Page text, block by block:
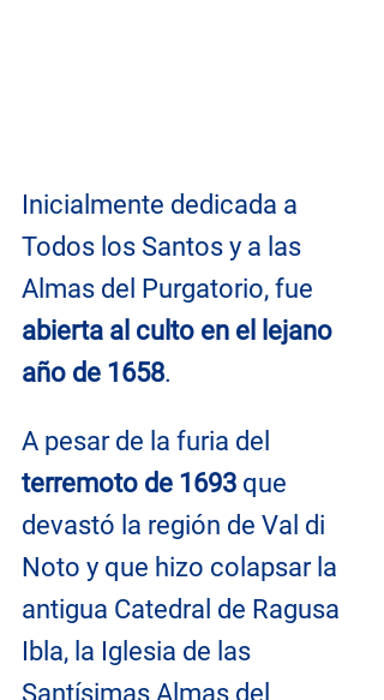
Inicialmente dedicada a
Todos los Santos y a las
Almas del Purgatorio, fue
abierta al culto en el lejano
año de 1658.
A pesar de la furia del
terremoto de 1693 que
devastó la región de Val di
Noto y que hizo colapsar la
antigua Catedral de Ragusa
Ibla, la Iglesia de las
Santísimas Almas del